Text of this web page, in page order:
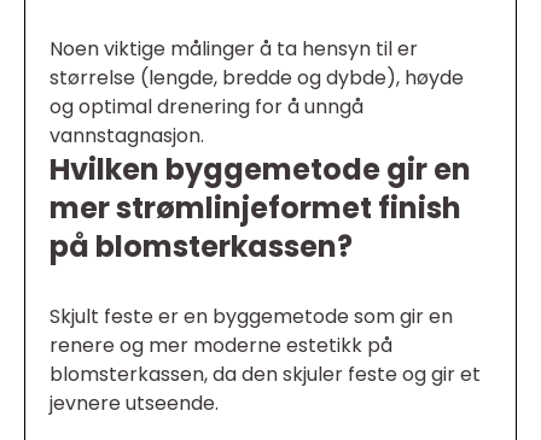
Noen viktige målinger å ta hensyn til er
størrelse (lengde, bredde og dybde), høyde
og optimal drenering for å unngå
vannstagnasjon.
Hvilken byggemetode gir en
mer strømlinjeformet finish
på blomsterkassen?
Skjult feste er en byggemetode som gir en
renere og mer moderne estetikk på
blomsterkassen, da den skjuler feste og gir et
jevnere utseende.